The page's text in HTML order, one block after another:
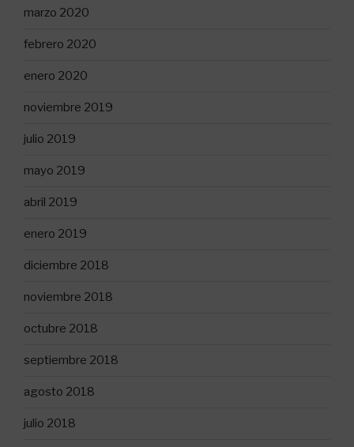
marzo 2020
febrero 2020
enero 2020
noviembre 2019
julio 2019
mayo 2019
abril 2019
enero 2019
diciembre 2018
noviembre 2018
octubre 2018
septiembre 2018
agosto 2018
julio 2018